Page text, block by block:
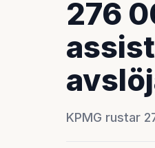
276
KPMG rustar